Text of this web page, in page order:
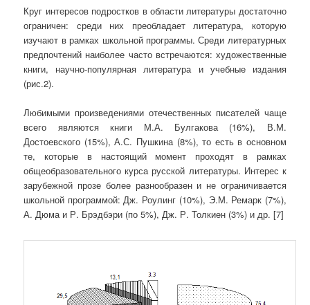
Круг интересов подростков в области литературы достаточно
ограничен: среди них преобладает литература, которую
изучают в рамках школьной программы. Среди литературных
предпочтений наиболее часто встречаются: художественные
книги, научно-популярная литература и учебные издания
(рис.2).
Любимыми произведениями отечественных писателей чаще
всего являются книги М.А. Булгакова (16%), В.М.
Достоевского (15%), А.С. Пушкина (8%), то есть в основном
те, которые в настоящий момент проходят в рамках
общеобразовательного курса русской литературы. Интерес к
зарубежной прозе более разнообразен и не ограничивается
школьной программой: Дж. Роулинг (10%), Э.М. Ремарк (7%),
А. Дюма и Р. Брэдбэри (по 5%), Дж. Р. Толкиен (3%) и др. [7]